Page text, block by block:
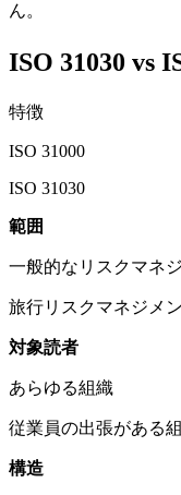
ん。
ISO 31030 vs
特徴
ISO 31000
ISO 31030
範囲
一般的なリスクマネ
旅行リスクマネジメ
対象読者
あらゆる組織
従業員の出張がある
構造